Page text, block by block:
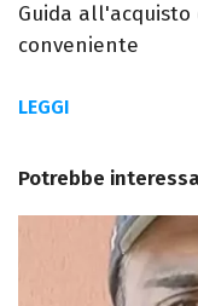
Guida
conveniente
LEGGI
Potrebbe